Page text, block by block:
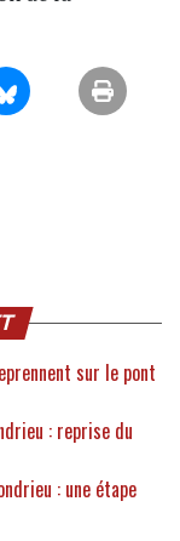
sur le pont
: reprise du
: une étape